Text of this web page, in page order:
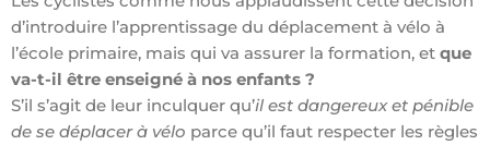
d’introduire l’apprentissage du déplacement à vélo à
l’école primaire, mais qui va assurer la formation, et que
va-t-il être enseigné à nos enfants ?
S’il s’agit de leur inculquer qu’il est dangereux et pénible
de se déplacer à vélo parce qu’il faut respecter les règles